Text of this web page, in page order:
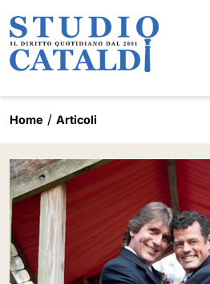
Home Articoli